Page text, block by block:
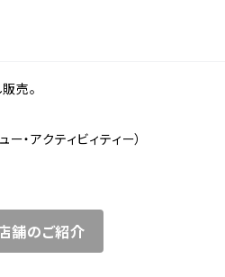
売。
・アクティビィティー）
舗のご紹介